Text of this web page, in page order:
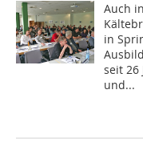
Auch
in
seit 26
und...